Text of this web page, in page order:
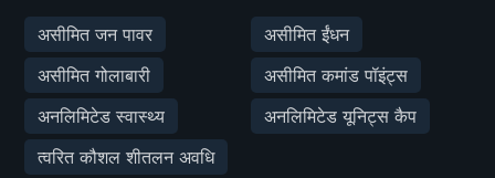
असीमित जन पावर
असीमित ईंधन
असीमित गोलाबारी
असीमित कमांड पॉइंट्स
अनलिमिटेड स्वास्थ्य
अनलिमिटेड यूनिट्स कैप
त्वरित कौशल शीतलन अवधि